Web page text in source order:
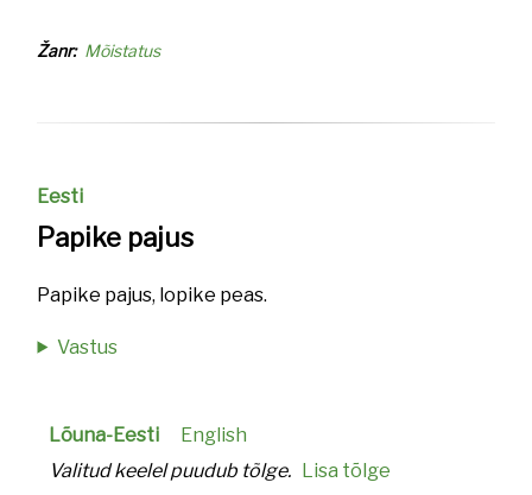
Žanr Mõistatus
Eesti
Papike pajus
Papike pajus, lopike peas.
Vastus
Lõuna-Eesti
English
Valitud keelel puudub tõlge. Lisa tõlge